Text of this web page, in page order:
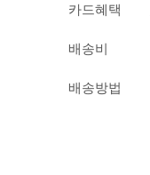
카드혜택
배송비
배송방법